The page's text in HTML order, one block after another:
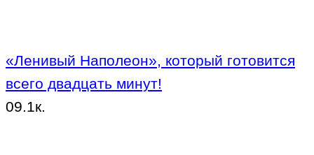
«Ленивый Наполеон», который готовится
всего двадцать минут!
09.1к.